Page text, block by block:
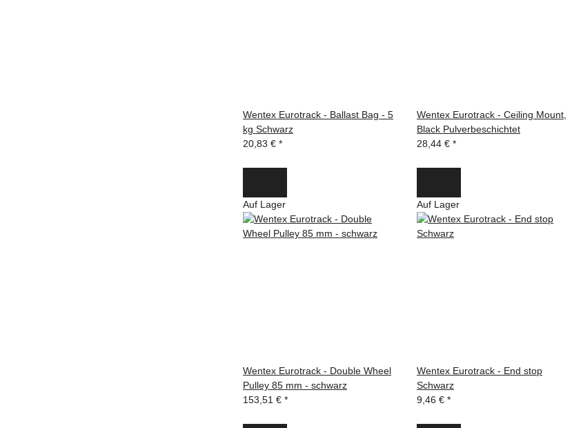
Wentex Eurotrack - Ballast Bag - 5
kg Schwarz
20,83 € *
Wentex Eurotrack - Ceiling Mount,
Black Pulverbeschichtet
28,44 € *
Auf Lager
Wentex Eurotrack - Double Wheel
Pulley 85 mm - schwarz
153,51 € *
Auf Lager
Wentex Eurotrack - End stop
Schwarz
9,46 € *